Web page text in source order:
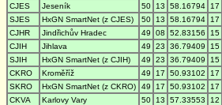
CJES
Jeseník 50 13 58.16794 17
SJES
HxGN SmartNet (z CJES) 50 13 58.16794 17
CJHR
Jindřichův Hradec 49 08 52.83156 15
CJIH
Jihlava 49 23 36.79409 15
SJIH
HxGN SmartNet (z CJIH) 49 23 36.79409 15
CKRO
Kroměříž 49 17 50.93102 17
SKRO
HxGN SmartNet (z CKRO) 49 17 50.93102 17
CKVA
Karlovy Vary 50 13 57.33553 12